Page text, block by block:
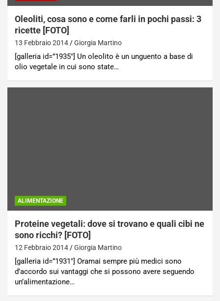
Oleoliti, cosa sono e come farli in pochi passi: 3
ricette [FOTO]
13 Febbraio 2014 Giorgia Martino
[galleria id=”1935″] Un oleolito è un unguento a base di
olio vegetale in cui sono state…
ALIMENTAZIONE
Proteine vegetali: dove si trovano e quali cibi ne
sono ricchi? [FOTO]
12 Febbraio 2014 Giorgia Martino
[galleria id=”1931″] Oramai sempre più medici sono
d’accordo sui vantaggi che si possono avere seguendo
un’alimentazione…